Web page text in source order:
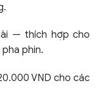
— thích hợp cho
phin.
VND cho các